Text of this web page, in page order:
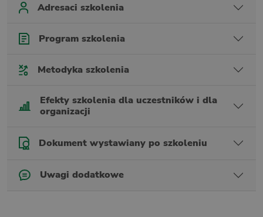
Adresaci szkolenia
Program szkolenia
Metodyka szkolenia
Efekty szkolenia dla uczestników i dla
organizacji
Dokument wystawiany po szkoleniu
Uwagi dodatkowe